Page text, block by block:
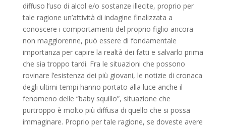
diffuso l’uso di alcol e/o sostanze illecite, proprio per
tale ragione un’attività di indagine finalizzata a
conoscere i comportamenti del proprio figlio ancora
non maggiorenne, può essere di fondamentale
importanza per capire la realtà dei fatti e salvarlo prima
che sia troppo tardi. Fra le situazioni che possono
rovinare l’esistenza dei più giovani, le notizie di cronaca
degli ultimi tempi hanno portato alla luce anche il
fenomeno delle “baby squillo”, situazione che
purtroppo è molto più diffusa di quello che si possa
immaginare. Proprio per tale ragione, se doveste avere